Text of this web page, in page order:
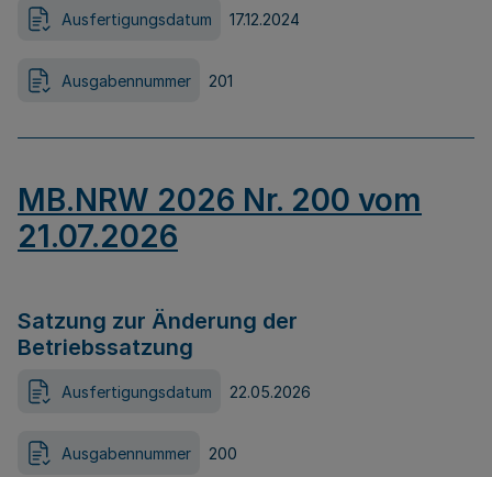
Ausfertigungsdatum 17.12.2024
Ausgabennummer 201
MB.NRW 2026 Nr. 200 vom
21.07.2026
Satzung zur Änderung der
Betriebssatzung
Ausfertigungsdatum 22.05.2026
Ausgabennummer 200